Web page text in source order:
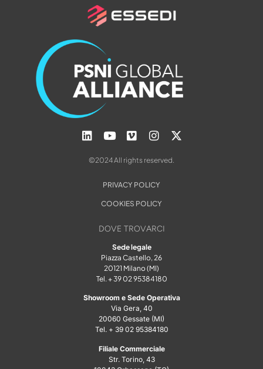
©2024 All rights reserved.
PRIVACY POLICY
COOKIES POLICY
DOVE TROVARCI
Sede legale
Piazza Castello, 26
20121 Milano (MI)
Tel. + 39 02 95384180
Showroom e Sede Operativa
Via Gera, 40
20060 Gessate (MI)
Tel. + 39 02 95384180
Filiale Commerciale
Str. Torino, 43